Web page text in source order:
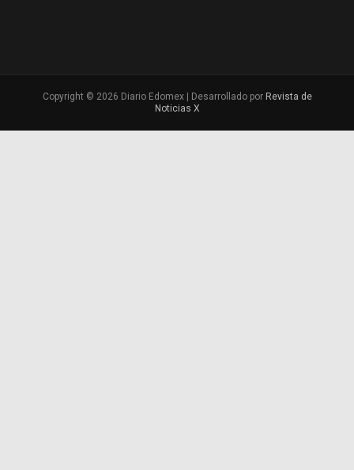
Copyright © 2026 Diario Edomex | Desarrollado por Revista de
Noticias X